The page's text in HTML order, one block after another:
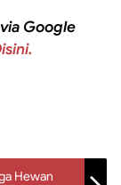
Google
Hewan